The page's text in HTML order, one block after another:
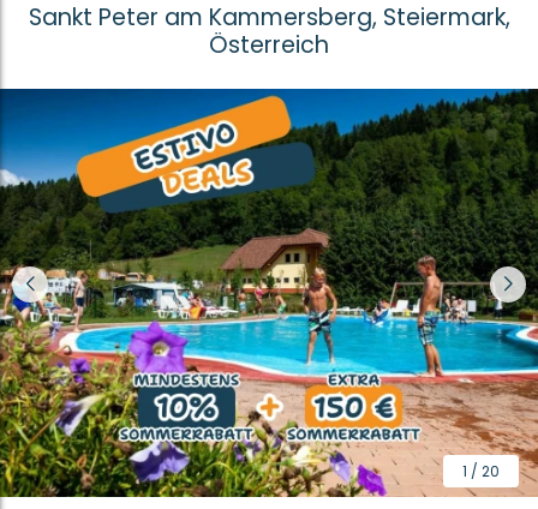
Sankt Peter am Kammersberg, Steiermark,
Österreich
1 / 20